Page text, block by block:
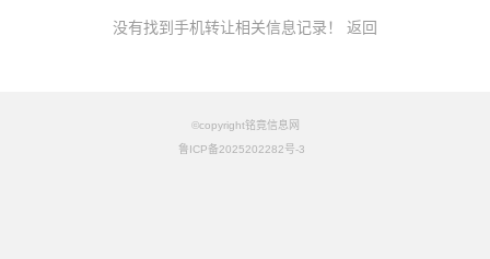
没有找到手机转让相关信息记录！ 返回
©copyright铭竟信息网
鲁ICP备2025202282号-3